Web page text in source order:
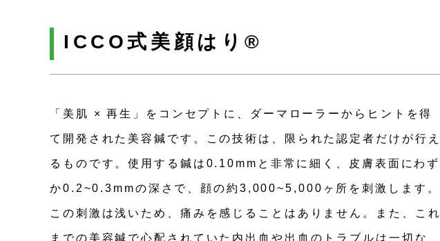
ICCO式美顔はり®
「美肌 × 再生」をコンセプトに、ダーマローラーからヒントを得
て開発された美容鍼です。この技術は、限られた認定者だけが行え
るものです。使用する鍼は0.10mmと非常に細く、皮膚表面にわず
か0.2~0.3mmの深さで、顔の約3,000~5,000ヶ所を刺激します。
この刺激は浅いため、痛みを感じることはありません。また、これ
までの美容鍼で心配されていた内出血や出血のトラブルは一切な